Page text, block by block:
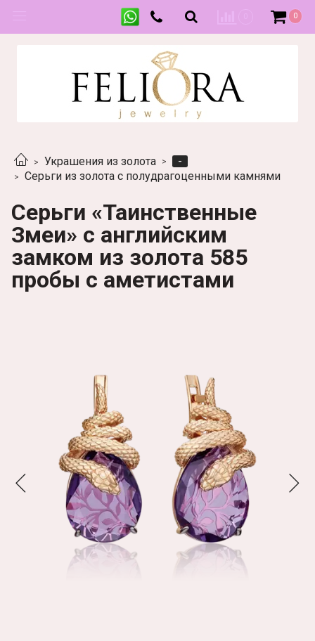
0
Украшения из золота
-
Серьги из золота с полудрагоценными камнями
Серьги «Таинственные
Змеи» с английским
замком из золота 585
пробы c аметистами